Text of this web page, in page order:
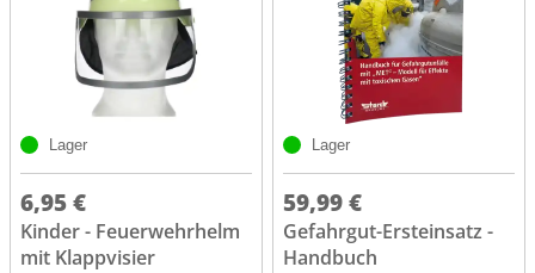
Lager
6,95 €
Kinder - Feuerwehrhelm
mit Klappvisier
Lager
59,99 €
Gefahrgut-Ersteinsatz -
Handbuch